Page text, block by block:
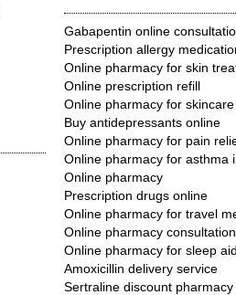
Gabapentin online
Prescription allergy
Online pharmacy for skin
Online prescription refill
Online pharmacy for
Buy antidepressants online
Online pharmacy for pain
Online pharmacy for asthma
Online pharmacy
Prescription drugs online
Online pharmacy for travel
Online pharmacy consultation
Online pharmacy for sleep
Amoxicillin delivery service
Sertraline discount pharmacy